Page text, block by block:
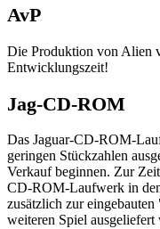
AvP
Die Produktion von Alien
Entwicklungszeit!
Jag-CD-ROM
Das Jaguar-CD-ROM-
geringen Stückzahlen
Verkauf beginnen. Zur
CD-ROM-Laufwerk in
zusätzlich zur
weiteren Spiel ausgeliefert